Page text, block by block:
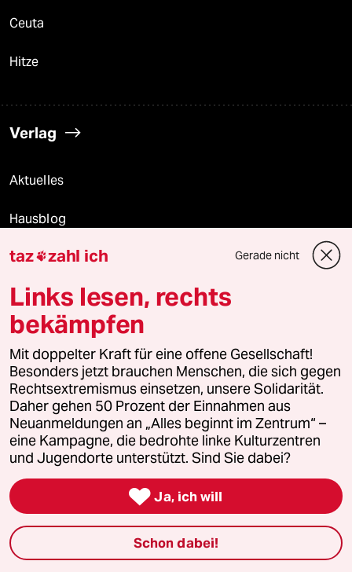
Ceuta
Hitze
Verlag
Aktuelles
Hausblog
Die Seitenwende
Stellen
Presse
Unterstützen
abo
genossenschaft
taz zahl ich
taz zahl ich Gerade nicht
Links lesen, rechts
bekämpfen
Mit doppelter Kraft für eine offene Gesellschaft!
Besonders jetzt brauchen Menschen, die sich gegen
Rechtsextremismus einsetzen, unsere Solidarität.
Daher gehen 50 Prozent der Einnahmen aus
Neuanmeldungen an „Alles beginnt im Zentrum“ –
eine Kampagne, die bedrohte linke Kulturzentren
und Jugendorte unterstützt. Sind Sie dabei?
 Ja, ich will
Schon dabei!